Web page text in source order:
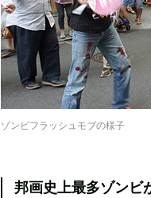
ゾンビフラッシュモブの様子
邦画史上最多ゾンビ